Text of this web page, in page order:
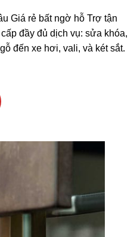
Giá rẻ bất ngờ hỗ Trợ tận
đầy đủ dịch vụ: sửa khóa,
đến xe hơi, vali, và két sắt.